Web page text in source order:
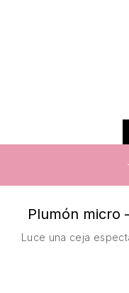
Plumón micro
Luce una ceja